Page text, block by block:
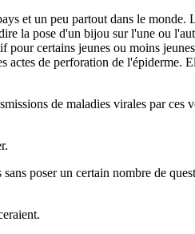
et un peu partout dans le
la pose d'un bijou sur l'une ou
certains jeunes ou moins
de perforation de l'épiderme.
de maladies virales par
poser un certain nombre de